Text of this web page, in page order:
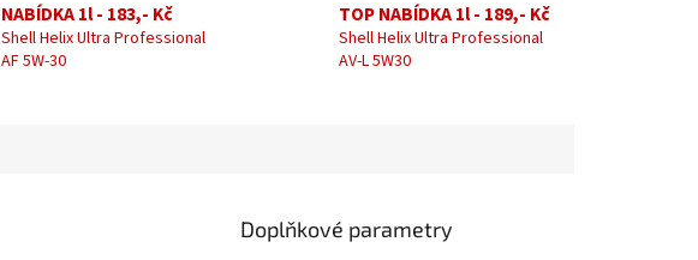
NABÍDKA 1l - 183,- Kč
Shell Helix Ultra Professional
AF 5W-30
TOP NABÍDKA 1l - 189,- Kč
Shell Helix Ultra Professional
AV-L 5W30
Doplňkové parametry